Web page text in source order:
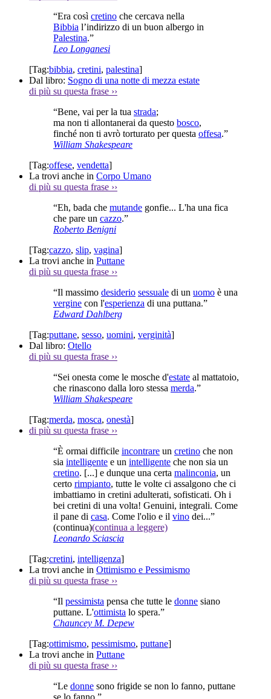
“Era così cretino che cercava nella
Bibbia l’indirizzo di un buon albergo in
Palestina.”
Leo Longanesi
[Tag:bibbia, cretini, palestina]
Dal libro: Sogno di una notte di mezza estate
di più su questa frase ››
“Bene, vai per la tua strada;
ma non ti allontanerai da questo bosco,
finché non ti avrò torturato per questa offesa.”
William Shakespeare
[Tag:offese, vendetta]
La trovi anche in Corpo Umano
di più su questa frase ››
“Eh, bada che mutande gonfie... L'ha una fica
che pare un cazzo.”
Roberto Benigni
[Tag:cazzo, slip, vagina]
La trovi anche in Puttane
di più su questa frase ››
“Il massimo desiderio sessuale di un uomo è una
vergine con l'esperienza di una puttana.”
Edward Dahlberg
[Tag:puttane, sesso, uomini, verginità]
Dal libro: Otello
di più su questa frase ››
“Sei onesta come le mosche d'estate al mattatoio,
che rinascono dalla loro stessa merda.”
William Shakespeare
[Tag:merda, mosca, onestà]
di più su questa frase ››
“È ormai difficile incontrare un cretino che non
sia intelligente e un intelligente che non sia un
cretino. [...] e dunque una certa malinconia, un
certo rimpianto, tutte le volte ci assalgono che ci
imbattiamo in cretini adulterati, sofisticati. Oh i
bei cretini di una volta! Genuini, integrali. Come
il pane di casa. Come l'olio e il vino dei...”
(continua)(continua a leggere)
Leonardo Sciascia
[Tag:cretini, intelligenza]
La trovi anche in Ottimismo e Pessimismo
di più su questa frase ››
“Il pessimista pensa che tutte le donne siano
puttane. L'ottimista lo spera.”
Chauncey M. Depew
[Tag:ottimismo, pessimismo, puttane]
La trovi anche in Puttane
di più su questa frase ››
“Le donne sono frigide se non lo fanno, puttane
se lo fanno.”